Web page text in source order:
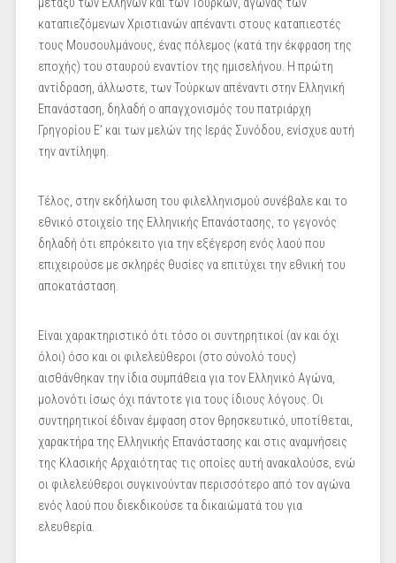
μεταξύ των Ελλήνων και των Τούρκων, αγώνας των
καταπιεζόμενων Χριστιανών απέναντι στους καταπιεστές
τους Μουσουλμάνους, ένας πόλεμος (κατά την έκφραση της
εποχής) του σταυρού εναντίον της ημισελήνου. Η πρώτη
αντίδραση, άλλωστε, των Τούρκων απέναντι στην Ελληνική
Επανάσταση, δηλαδή ο απαγχονισμός του πατριάρχη
Γρηγορίου Ε’ και των μελών της Ιεράς Συνόδου, ενίσχυε αυτή
την αντίληψη.
Τέλος, στην εκδήλωση του φιλελληνισμού συνέβαλε και το
εθνικό στοιχείο της Ελληνικής Επανάστασης, το γεγονός
δηλαδή ότι επρόκειτο για την εξέγερση ενός λαού που
επιχειρούσε με σκληρές θυσίες να επιτύχει την εθνική του
αποκατάσταση.
Είναι χαρακτηριστικό ότι τόσο οι συντηρητικοί (αν και όχι
όλοι) όσο και οι φιλελεύθεροι (στο σύνολό τους)
αισθάνθηκαν την ίδια συμπάθεια για τον Ελληνικό Αγώνα,
μολονότι ίσως όχι πάντοτε για τους ίδιους λόγους. Οι
συντηρητικοί έδιναν έμφαση στον θρησκευτικό, υποτίθεται,
χαρακτήρα της Ελληνικής Επανάστασης και στις αναμνήσεις
της Κλασικής Αρχαιότητας τις οποίες αυτή ανακαλούσε, ενώ
οι φιλελεύθεροι συγκινούνταν περισσότερο από τον αγώνα
ενός λαού που διεκδικούσε τα δικαιώματά του για
ελευθερία.